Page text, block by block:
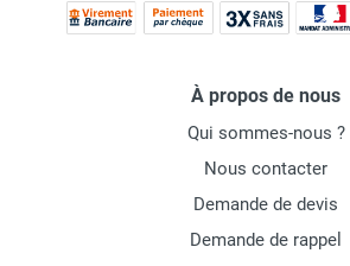
À propos de nous
Qui sommes-nous ?
Nous contacter
Demande de devis
Demande de rappel